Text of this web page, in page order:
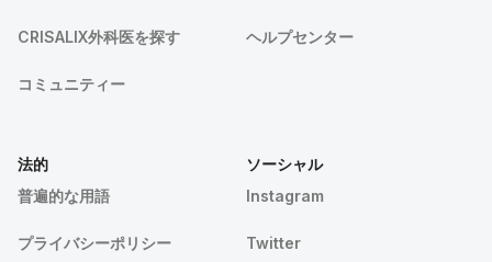
CRISALIX外科医を探す
コミュニティー
ヘルプセンター
法的
普遍的な用語
プライバシーポリシー
ソーシャル
Instagram
Twitter